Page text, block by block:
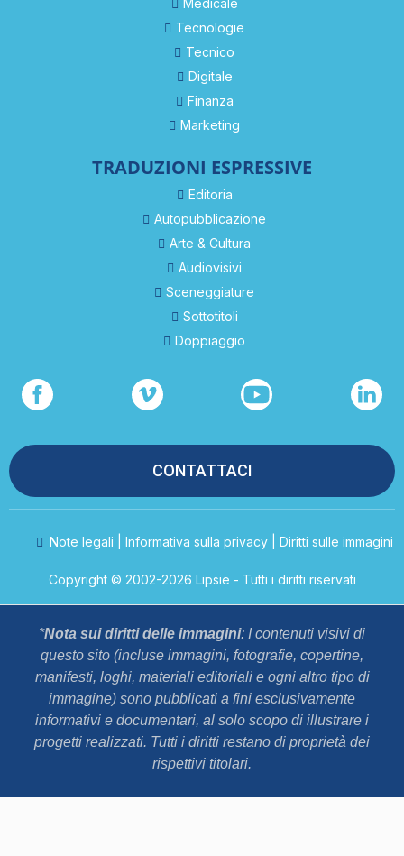
Tecnologie
Tecnico
Digitale
Finanza
Marketing
TRADUZIONI ESPRESSIVE
Editoria
Autopubblicazione
Arte & Cultura
Audiovisivi
Sceneggiature
Sottotitoli
Doppiaggio
CONTATTACI
Copyright © 2002-2026 Lipsie - Tutti i diritti riservati
Note legali | Informativa sulla privacy | Diritti sulle immagini
*Nota sui diritti delle immagini: I contenuti visivi di
questo sito (incluse immagini, fotografie, copertine,
manifesti, loghi, materiali editoriali e ogni altro tipo di
immagine) sono pubblicati a fini esclusivamente
informativi e documentari, al solo scopo di illustrare i
progetti realizzati. Tutti i diritti restano di proprietà dei
rispettivi titolari.